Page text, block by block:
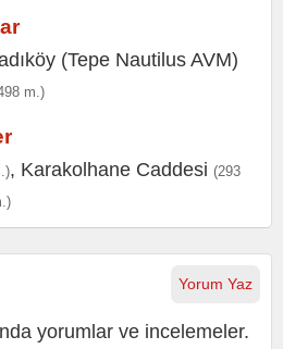
(Tepe Nautilus AVM)
m.)
, Karakolhane Caddesi (293
Yorum Yaz
yorumlar ve incelemeler.